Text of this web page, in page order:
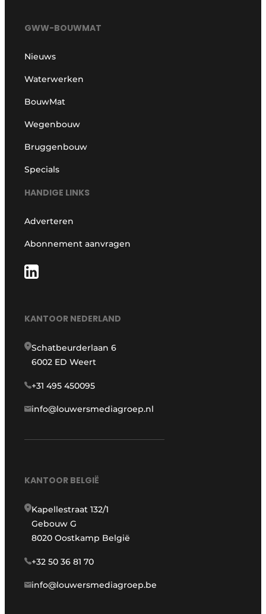
GWW-BOUWMAT
Nieuws
Waterwerken
BouwMat
Wegenbouw
Bruggenbouw
Specials
HANDIGE LINKS
Adverteren
Abonnement aanvragen
KANTOOR NEDERLAND
Schatbeurderlaan 6
6002 ED Weert
+31 495 450095
info@louwersmediagroep.nl
KANTOOR BELGIË
Kapellestraat 132/1
Gebouw G
8020 Oostkamp België
+32 50 36 81 70
info@louwersmediagroep.be